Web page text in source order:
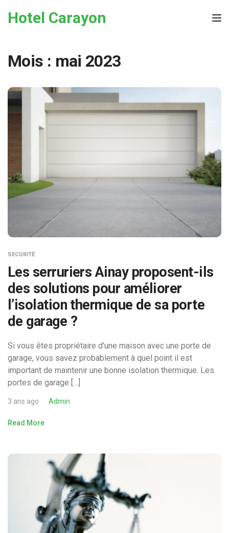
Hotel Carayon
Mois : mai 2023
SECURITÉ
Les serruriers Ainay proposent-ils
des solutions pour améliorer
l’isolation thermique de sa porte
de garage ?
Si vous êtes propriétaire d’une maison avec une porte de
garage, vous savez probablement à quel point il est
important de maintenir une bonne isolation thermique. Les
portes de garage […]
3 ans ago Admin
Read More